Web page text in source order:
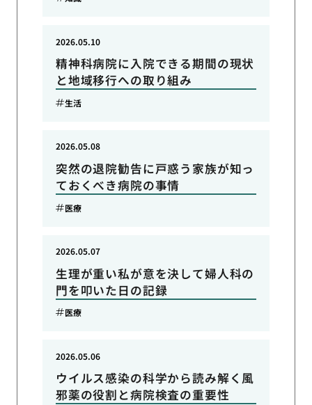
精神科病院に入院できる期間の現状
と地域移行への取り組み
2026.05.10
生活
突然の退院勧告に戸惑う家族が知っ
ておくべき病院の事情
2026.05.08
医療
生理が重い私が意を決して婦人科の
門を叩いた日の記録
2026.05.07
医療
ウイルス感染の科学から読み解く風
邪薬の役割と病院検査の重要性
2026.05.06